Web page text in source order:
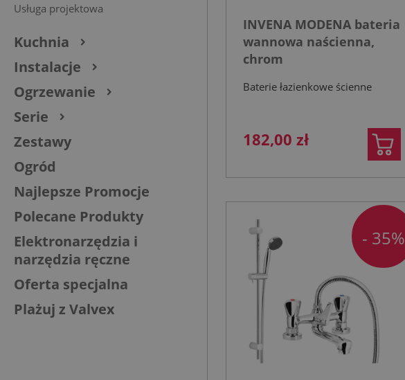
Usługa projektowa
Kuchnia
Instalacje
Ogrzewanie
Serie
Zestawy
Ogród
Najlepsze Promocje
Polecane Produkty
Elektronarzędzia i
narzędzia ręczne
Oferta specjalna
Plażuj z Valvex
INVENA MODENA bateria
wannowa naścienna,
chrom
Baterie łazienkowe ścienne
182,00 zł
- 35%